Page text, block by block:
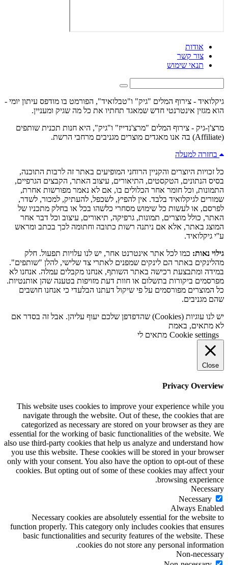
אודות
צור קשר
תנאי שימוש
גיקלואיד - צירוף המלים "גיק" ו"טבלואיד", הפורמט בו מודפס עיתון יומי -
הוא מגזין אינטרנטי חדש שמאגד תחתיו את כל מה שגיק ומעניין.
מרצ'ן-גיק - צירוף המלים "מרצ'נדייז" ו"גיק", היא חנות תכנית שותפים
(Affiliate) בה אנו מאגדים מוצרים מגניבים מרחבי הרשת.
בחזרה למעלה
כל זכויות היוצרים והקניין הרוחני המופיעים באתר זה לרבות התוכנה,
בסיס הנתונים, הטקסטים, התיאורים, עיצוב האתר, הקבצים הגרפיים,
התמונות, וכל חומר אחר הכלולים בו, אם לא נאמר מפורשות אחרת,
שמורים לגיקלואיד בלבד. אין להפיץ, לשכפל, להעתיק, למכור, לשדר,
לפרסם, או לעשות כל שימוש מסחרי כלשהו בכל או בחלק מתכניו של
האתר, כולל מוצרים, תמונות, גרפיקה, תיאורים, עיצוב וכל דבר אחר
המוצג באתר, אלא אם ניתנה רשות כתובה וחתומה לכך בכתב ומראש
ע''י גיקלואיד.
גילוי נאות: כמו לכל אתר אינטרנט אחר, יש לנו עלויות תפעול. חלק
מהלינקים באתר הם לינקים שמפנים לאתרי צד שלישי, להלן "שותפים".
במידה ומתבצעת רכישה באתר השותף, אנחנו מקבלים עמלה. אנחנו לא
מפרסמים ביקורות בתשלום או חוות דעת מזויפות בטענה שהן אותנטיות.
כל המוצרים מפורסמים על פי שיקול דעתנו הבלעדי כי אנחנו חושבים
שהם מגניבים.
יש לנו עוגיות (Cookies) שהדפדפן שלכם יעוף עליהן. אבל זה בסדר אם
לא מתאים, באמת
Cookie settings מתאים לי
Close
Privacy Overview
This website uses cookies to improve your experience while you
navigate through the website. Out of these, the cookies that are
categorized as necessary are stored on your browser as they are
essential for the working of basic functionalities of the website. We
also use third-party cookies that help us analyze and understand how
you use this website. These cookies will be stored in your browser
only with your consent. You also have the option to opt-out of these
cookies. But opting out of some of these cookies may affect your
browsing experience.
Necessary
Necessary
Always Enabled
Necessary cookies are absolutely essential for the website to
function properly. This category only includes cookies that ensures
basic functionalities and security features of the website. These
cookies do not store any personal information.
Non-necessary